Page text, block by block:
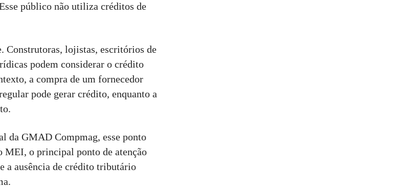
público não utiliza créditos de
Construtoras, lojistas, escritórios de
podem considerar o crédito
a compra de um fornecedor
pode gerar crédito, enquanto a
da GMAD Compmag, esse ponto
MEI, o principal ponto de atenção
a ausência de crédito tributário